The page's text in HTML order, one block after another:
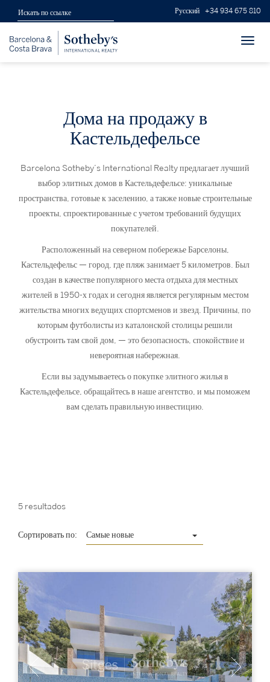
Русский +34 934 675 810
Дома на продажу в
Кастельдефельсе
Barcelona Sotheby’s International Realty предлагает лучший
выбор элитных домов в Кастельдефельсе: уникальные
пространства, готовые к заселению, а также новые строительные
проекты, спроектированные с учетом требований будущих
покупателей.
Расположенный на северном побережье Барселоны,
Кастельдефельс — город, где пляж занимает 5 километров. Был
создан в качестве популярного места отдыха для местных
жителей в 1950-х годах и сегодня является регулярным местом
жительства многих ведущих спортсменов и звезд. Причины, по
которым футболисты из каталонской столицы решили
обустроить там свой дом, — это безопасность, спокойствие и
невероятная набережная.
Если вы задумываетесь о покупке элитного жилья в
Кастельдефельсе, обращайтесь в наше агентство, и мы поможем
вам сделать правильную инвестицию.
5 resultados
Сортировать по: Самые новые